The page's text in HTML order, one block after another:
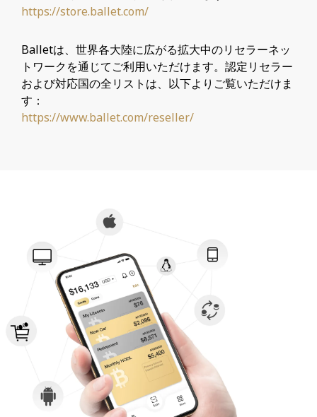
https://store.ballet.com/
Balletは、世界各大陸に広がる拡大中のリセラーネッ
トワークを通じてご利用いただけます。認定リセラー
および対応国の全リストは、以下よりご覧いただけま
す：
https://www.ballet.com/reseller/